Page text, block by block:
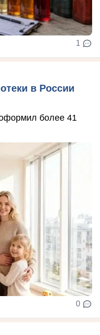
1
в России
более 41
0